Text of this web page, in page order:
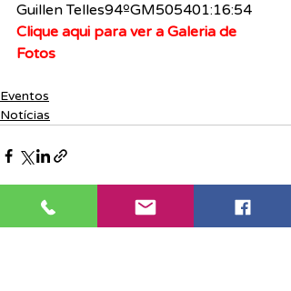
Guillen Telles94ºGM505401:16:54
Clique aqui para ver a Galeria de
Fotos
Eventos
Notícias
Posts recentes